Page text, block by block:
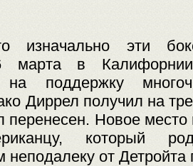
изначально эти
6 марта в
на поддержку
Диррел получил на
перенесен. Новое
который
неподалеку от Детройта